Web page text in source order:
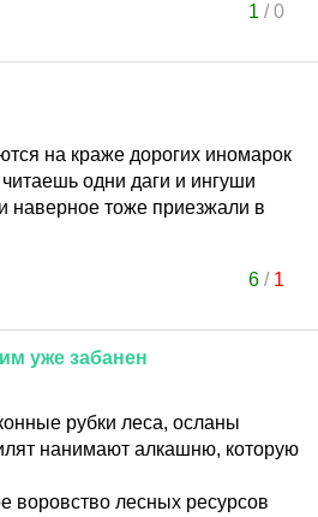
1 /0
на краже дорогих иномарок
одни даги и ингуши
тоже приезжали в
6/ 1
уже забанен
рубки леса, осланы
нанимают алкашню, которую
воровство лесных ресурсов